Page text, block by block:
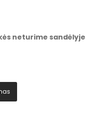
neturime sandėlyje